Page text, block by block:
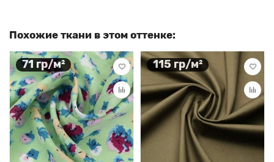
Похожие ткани в этом оттенке:
71 гр/м² 115 гр/м²